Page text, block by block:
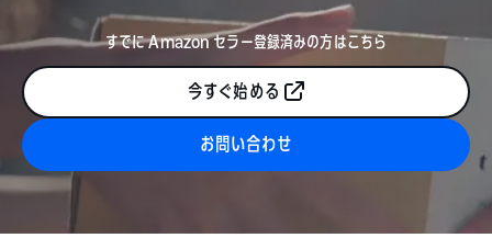
すでに Amazon セラー登録済みの方はこちら
今すぐ始める
お問い合わせ